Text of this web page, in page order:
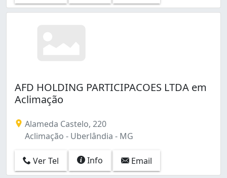
AFD HOLDING PARTICIPACOES LTDA em
Aclimação
Alameda Castelo, 220
Aclimação - Uberlândia - MG
Ver Tel Info Email